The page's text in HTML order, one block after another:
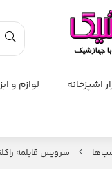
اشپزخانه لوازم و
سرویس قابلمه